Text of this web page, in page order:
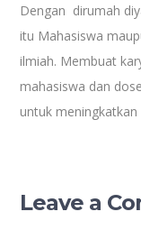
Dengan dirumah
itu Mahasiswa
ilmiah. Membuat
mahasiswa dan
untuk
Leave a